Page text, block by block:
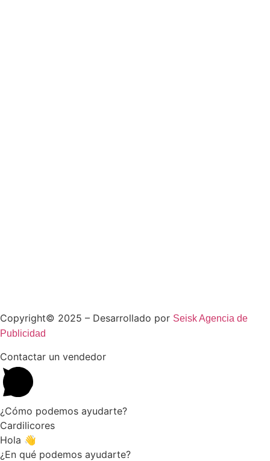
Copyright© 2025 – Desarrollado por Seisk Agencia de
Publicidad
Contactar un vendedor
¿Cómo podemos ayudarte?
Cardilicores
Hola 👋
¿En qué podemos ayudarte?